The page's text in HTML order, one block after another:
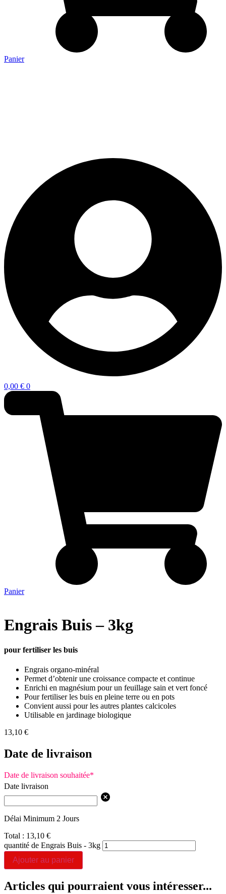
Panier
0,00 € 0
Panier
Engrais Buis – 3kg
pour fertiliser les buis
Engrais organo-minéral
Permet d’obtenir une croissance compacte et continue
Enrichi en magnésium pour un feuillage sain et vert foncé
Pour fertiliser les buis en pleine terre ou en pots
Convient aussi pour les autres plantes calcicoles
Utilisable en jardinage biologique
13,10 €
Date de livraison
Date de livraison souhaitée*
Date livraison
Délai Minimum 2 Jours
Total : 13,10 €
quantité de Engrais Buis - 3kg
Ajouter au panier
Articles qui pourraient vous intéresser...